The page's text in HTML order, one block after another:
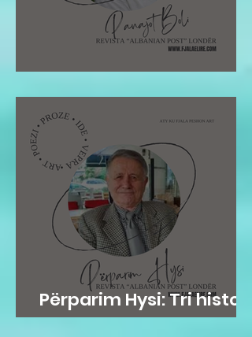
Pano Boli: STOLI I POETIT
Përparim Hysi: Tri histori
me lopë